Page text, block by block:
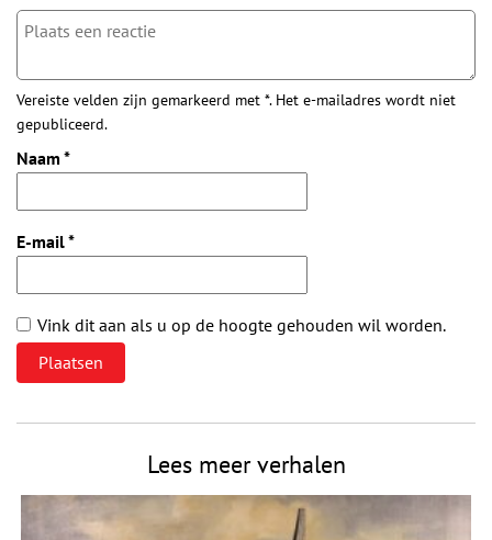
Vereiste velden zijn gemarkeerd met *. Het e-mailadres wordt niet
gepubliceerd.
Naam *
E-mail*
Vink dit aan als u op de hoogte gehouden wil worden.
Lees meer verhalen